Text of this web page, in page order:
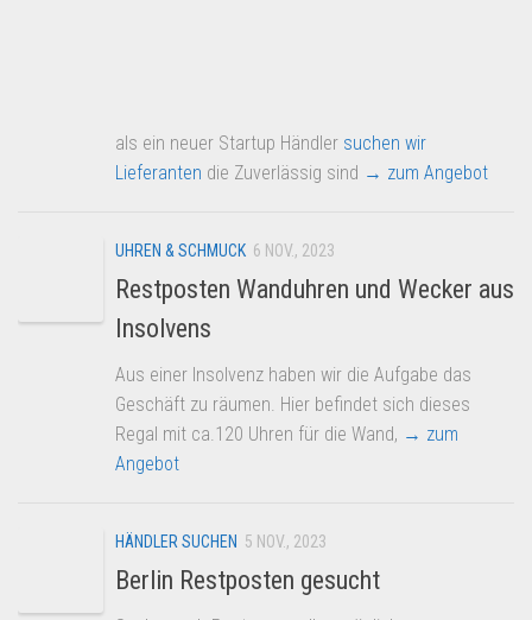
als ein neuer Startup Händler suchen wir
Lieferanten die Zuverlässig sind → zum Angebot
UHREN & SCHMUCK 6 NOV., 2023
Restposten Wanduhren und Wecker aus
Insolvens
Aus einer Insolvenz haben wir die Aufgabe das
Geschäft zu räumen. Hier befindet sich dieses
Regal mit ca.120 Uhren für die Wand, → zum
Angebot
HÄNDLER SUCHEN 5 NOV., 2023
Berlin Restposten gesucht